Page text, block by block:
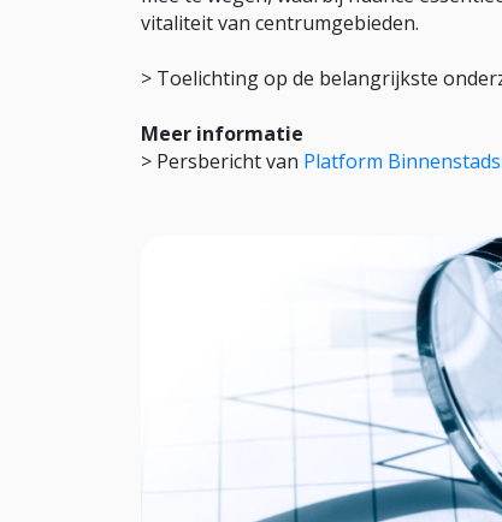
vitaliteit van centrumgebieden.
> Toelichting op de belangrijkste
Meer informatie
> Persbericht van Platform